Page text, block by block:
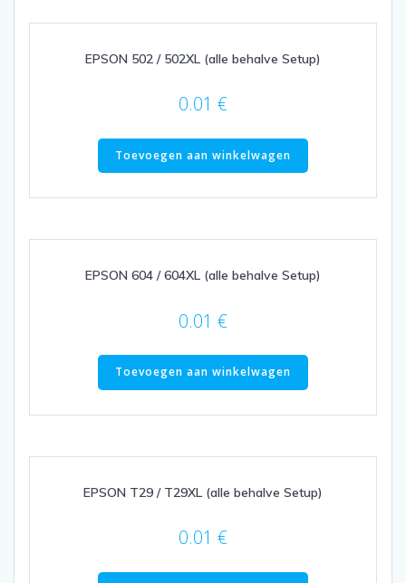
EPSON 502 / 502XL (alle behalve Setup)
0.01 €
Toevoegen aan winkelwagen
EPSON 604 / 604XL (alle behalve Setup)
0.01 €
Toevoegen aan winkelwagen
EPSON T29 / T29XL (alle behalve Setup)
0.01 €